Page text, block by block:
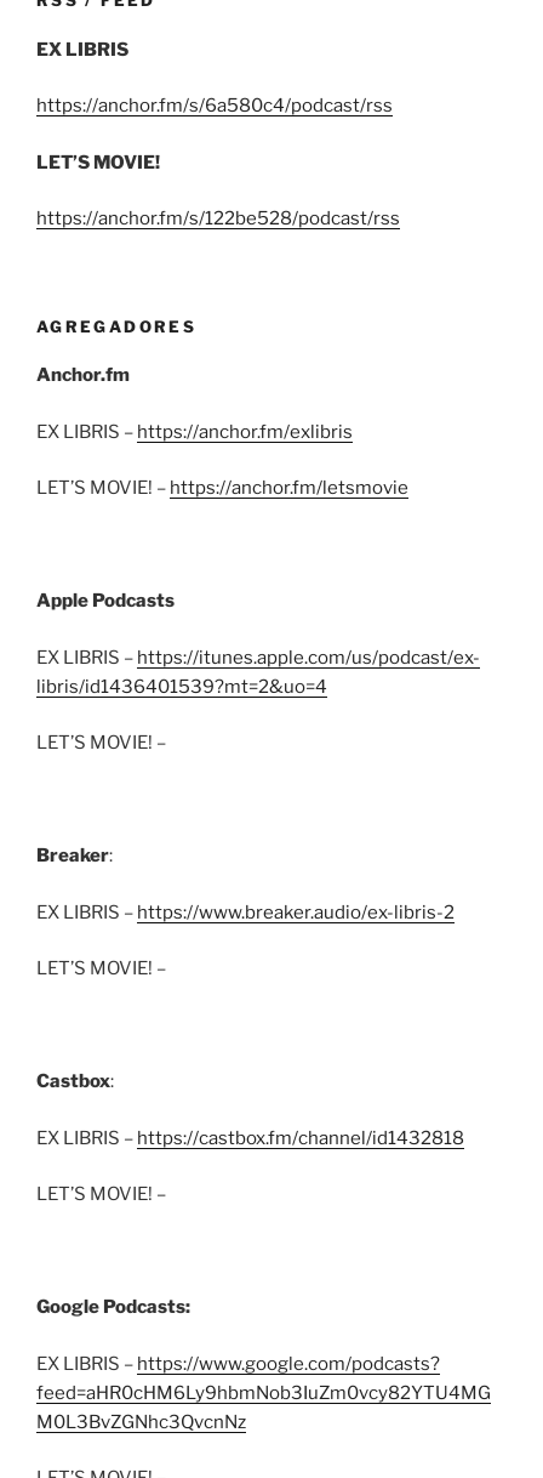
EX LIBRIS
https://anchor.fm/s/6a580c4/podcast/rss
LET’S MOVIE!
https://anchor.fm/s/122be528/podcast/rss
AGREGADORES
Anchor.fm
EX LIBRIS – https://anchor.fm/exlibris
LET’S MOVIE! – https://anchor.fm/letsmovie
Apple Podcasts
EX LIBRIS – https://itunes.apple.com/us/podcast/ex-
libris/id1436401539?mt=2&uo=4
LET’S MOVIE! –
Breaker:
EX LIBRIS – https://www.breaker.audio/ex-libris-2
LET’S MOVIE! –
Castbox:
EX LIBRIS – https://castbox.fm/channel/id1432818
LET’S MOVIE! –
Google Podcasts:
EX LIBRIS – https://www.google.com/podcasts?
feed=aHR0cHM6Ly9hbmNob3IuZm0vcy82YTU4MG
M0L3BvZGNhc3QvcnNz